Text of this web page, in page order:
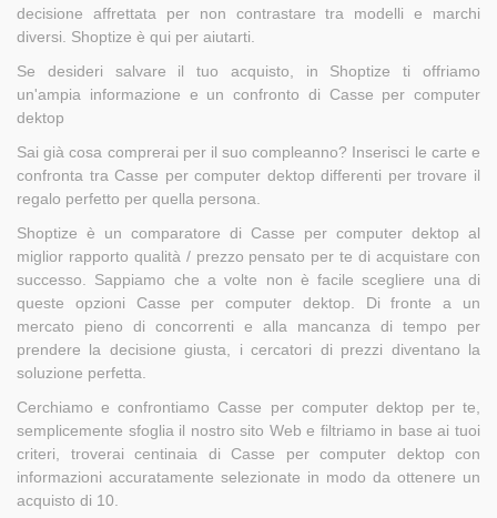
decisione affrettata per non contrastare tra modelli e marchi
diversi. Shoptize è qui per aiutarti.
Se desideri salvare il tuo acquisto, in Shoptize ti offriamo
un'ampia informazione e un confronto di Casse per computer
dektop
Sai già cosa comprerai per il suo compleanno? Inserisci le carte e
confronta tra Casse per computer dektop differenti per trovare il
regalo perfetto per quella persona.
Shoptize è un comparatore di Casse per computer dektop al
miglior rapporto qualità / prezzo pensato per te di acquistare con
successo. Sappiamo che a volte non è facile scegliere una di
queste opzioni Casse per computer dektop. Di fronte a un
mercato pieno di concorrenti e alla mancanza di tempo per
prendere la decisione giusta, i cercatori di prezzi diventano la
soluzione perfetta.
Cerchiamo e confrontiamo Casse per computer dektop per te,
semplicemente sfoglia il nostro sito Web e filtriamo in base ai tuoi
criteri, troverai centinaia di Casse per computer dektop con
informazioni accuratamente selezionate in modo da ottenere un
acquisto di 10.